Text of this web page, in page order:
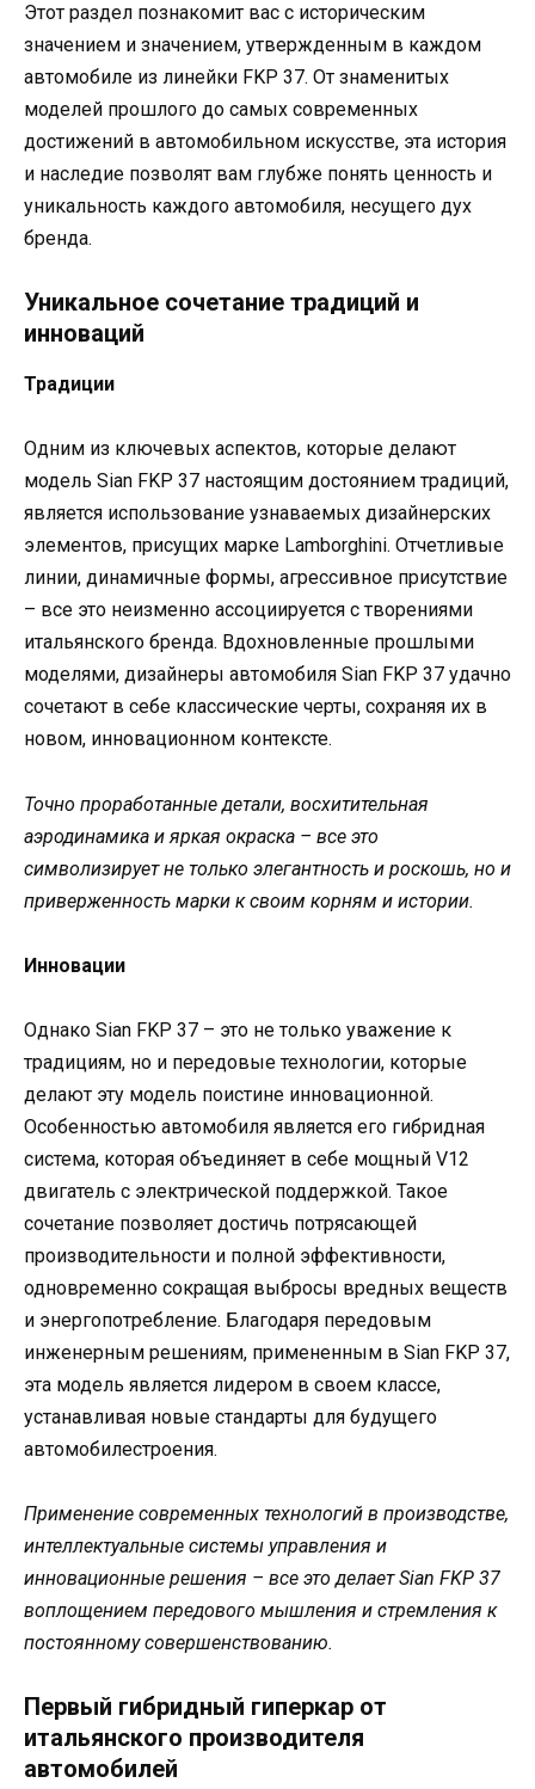
Этот раздел познакомит вас с историческим
значением и значением, утвержденным в каждом
автомобиле из линейки FKP 37. От знаменитых
моделей прошлого до самых современных
достижений в автомобильном искусстве, эта история
и наследие позволят вам глубже понять ценность и
уникальность каждого автомобиля, несущего дух
бренда.
Уникальное сочетание традиций и
инноваций
Традиции
Одним из ключевых аспектов, которые делают
модель Sian FKP 37 настоящим достоянием традиций,
является использование узнаваемых дизайнерских
элементов, присущих марке Lamborghini. Отчетливые
линии, динамичные формы, агрессивное присутствие
– все это неизменно ассоциируется с творениями
итальянского бренда. Вдохновленные прошлыми
моделями, дизайнеры автомобиля Sian FKP 37 удачно
сочетают в себе классические черты, сохраняя их в
новом, инновационном контексте.
Точно проработанные детали, восхитительная
аэродинамика и яркая окраска – все это
символизирует не только элегантность и роскошь, но и
приверженность марки к своим корням и истории.
Инновации
Однако Sian FKP 37 – это не только уважение к
традициям, но и передовые технологии, которые
делают эту модель поистине инновационной.
Особенностью автомобиля является его гибридная
система, которая объединяет в себе мощный V12
двигатель с электрической поддержкой. Такое
сочетание позволяет достичь потрясающей
производительности и полной эффективности,
одновременно сокращая выбросы вредных веществ
и энергопотребление. Благодаря передовым
инженерным решениям, примененным в Sian FKP 37,
эта модель является лидером в своем классе,
устанавливая новые стандарты для будущего
автомобилестроения.
Применение современных технологий в производстве,
интеллектуальные системы управления и
инновационные решения – все это делает Sian FKP 37
воплощением передового мышления и стремления к
постоянному совершенствованию.
Первый гибридный гиперкар от
итальянского производителя
автомобилей